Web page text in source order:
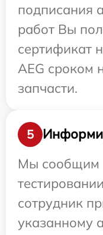
подписания
работ Вы
сертификат
AEG сроком
запчасти.
5
Мы сообщим
сотрудник
указанному